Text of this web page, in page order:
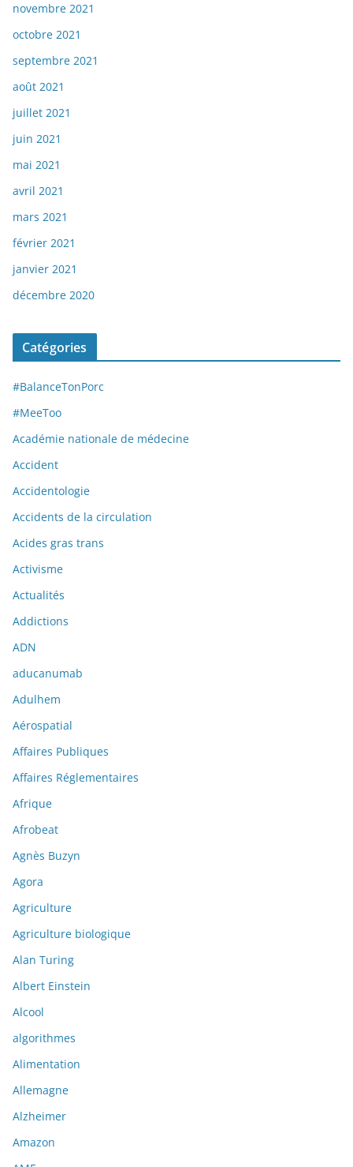
novembre 2021
octobre 2021
septembre 2021
août 2021
juillet 2021
juin 2021
mai 2021
avril 2021
mars 2021
février 2021
janvier 2021
décembre 2020
Catégories
#BalanceTonPorc
#MeeToo
Académie nationale de médecine
Accident
Accidentologie
Accidents de la circulation
Acides gras trans
Activisme
Actualités
Addictions
ADN
aducanumab
Adulhem
Aérospatial
Affaires Publiques
Affaires Réglementaires
Afrique
Afrobeat
Agnès Buzyn
Agora
Agriculture
Agriculture biologique
Alan Turing
Albert Einstein
Alcool
algorithmes
Alimentation
Allemagne
Alzheimer
Amazon